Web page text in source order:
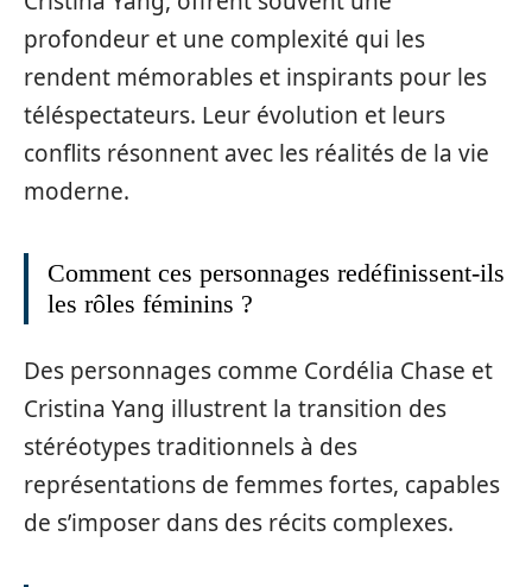
profondeur et une complexité qui les
rendent mémorables et inspirants pour les
téléspectateurs. Leur évolution et leurs
conflits résonnent avec les réalités de la vie
moderne.
Comment ces personnages redéfinissent-ils
les rôles féminins ?
Des personnages comme Cordélia Chase et
Cristina Yang illustrent la transition des
stéréotypes traditionnels à des
représentations de femmes fortes, capables
de s’imposer dans des récits complexes.